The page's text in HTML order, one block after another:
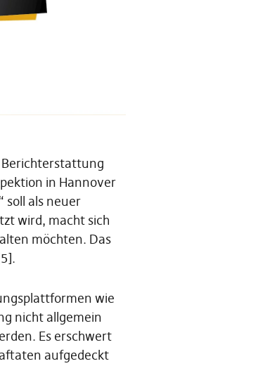
Berichterstattung
in Hannover
soll als neuer
wird, macht sich
möchten. Das
wie
nicht allgemein
Es erschwert
aufgedeckt